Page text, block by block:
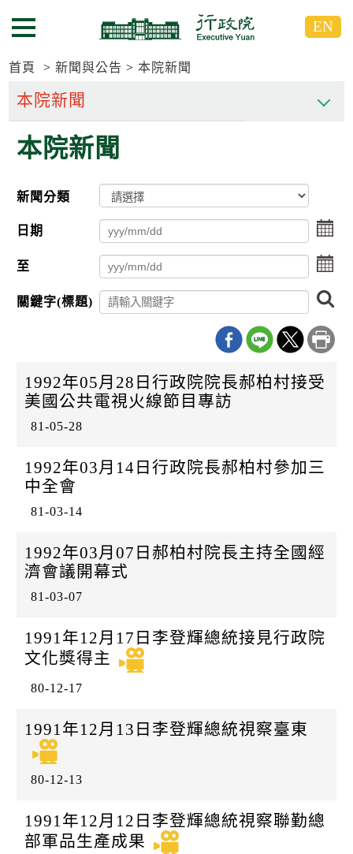
到
要
區
到
要
區
選單按鈕 EN
首頁 新聞與公告 本院新聞
本院新聞
新聞分類
日期
點
擊
選
擇
期
日
至
點
擊
擇
期
迄
關鍵字(標題)
尋
1992年05月28日行政院院長郝柏村接受
美國公共電視火線節目專訪
81-05-28
1992年03月14日行政院長郝柏村參加三
中全會
81-03-14
1992年03月07日郝柏村院長主持全國經
濟會議開幕式
81-03-07
1991年12月17日李登輝總統接見行政院
文化獎得主
80-12-17
1991年12月13日李登輝總統視察臺東
80-12-13
1991年12月12日李登輝總統視察聯勤總
部軍品生產成果